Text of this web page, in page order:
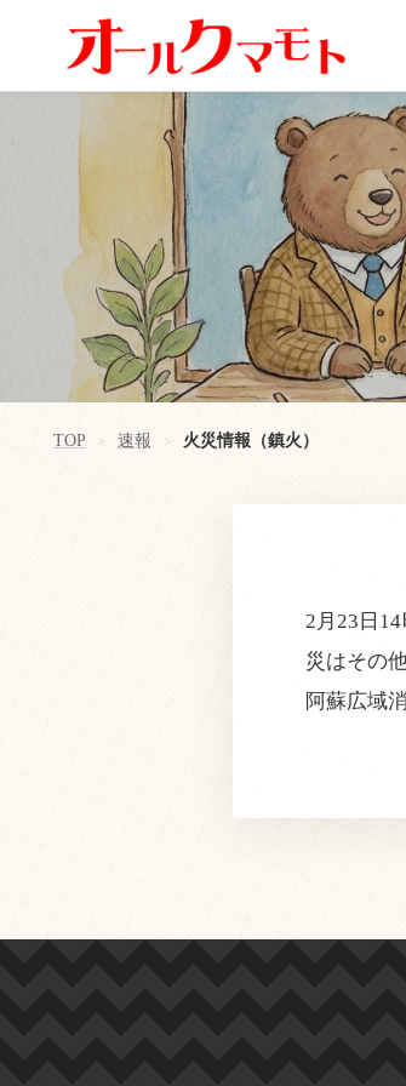
TOP > 速報 > 火災情報（鎮火）
2月23日
災はその
阿蘇広域